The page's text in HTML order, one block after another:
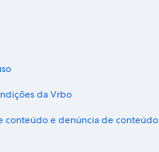
da Vrbo
conteúdo e denúncia de conteúdo